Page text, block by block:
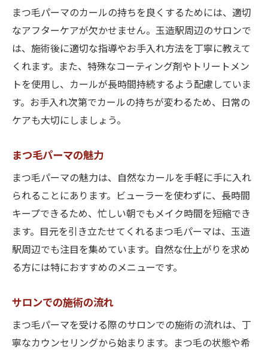
まつ毛パーマのカールの持ちを良くするためには、適切
なアフターケアが欠かせません。玉造駅周辺のサロンで
は、施術後に適切な指導やお手入れ方法を丁寧に教えて
くれます。また、特殊なコーティング剤やトリートメン
トを使用し、カールが長時間持続するよう配慮していま
す。お手入れ次第でカールの持ちが変わるため、日常の
ケアも大切にしましょう。
まつ毛パーマの魅力
まつ毛パーマの魅力は、自然なカールを手軽に手に入れ
られることにあります。ビューラーを使わずに、長時間
キープできるため、忙しい朝でもメイク時間を短縮でき
ます。目元を引き立たせてくれるまつ毛パーマは、玉造
駅周辺でも注目を集めています。自然な仕上がりを求め
る方には特におすすめのメニューです。
サロンでの施術の流れ
まつ毛パーマを受ける際のサロンでの施術の流れは、丁
寧なカウンセリングから始まります。まつ毛の状態や希